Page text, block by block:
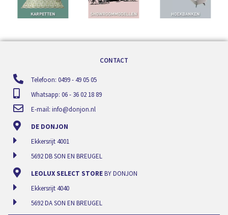
CONTACT
Telefoon: 0499 - 49 05 05
Whatsapp: 06 - 36 02 18 89
E-mail: info@donjon.nl
DE DONJON
Ekkersrijt 4001
5692 DB SON EN BREUGEL
LEOLUX SELECT STOREBY DONJON
Ekkersrijt 4040
5692 DA SON EN BREUGEL